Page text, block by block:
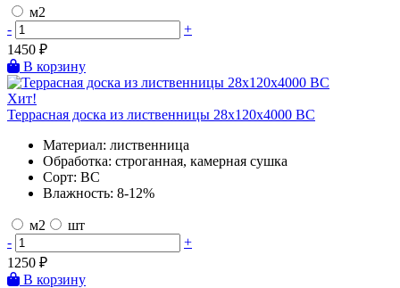
м2
-
+
1450 ₽
В корзину
Хит!
Террасная доска из лиственницы 28х120х4000 BC
Материал: лиственница
Обработка: строганная, камерная сушка
Сорт: BC
Влажность: 8-12%
м2
шт
-
+
1250 ₽
В корзину